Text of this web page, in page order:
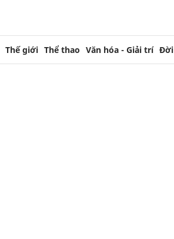
Thế giới Thể thao Văn hóa - Giải trí Đời